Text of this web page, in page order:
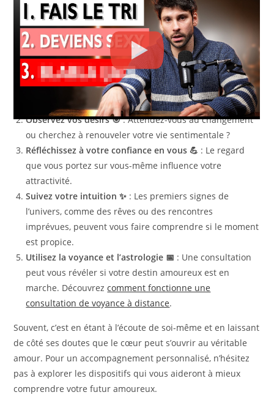
à rencontrer l’amour en 2025
Pour anticiper si vous allez enfin rencontrer l’amour cette
année, certains signes intérieurs ne trompent pas. Voici
quelques pistes pour évaluer votre ouverture :
Vérifiez votre état d’esprit 💭: Êtes-vous prêt(e) à
accueillir de nouvelles émotions ?
Observez vos désirs 🎯: Attendez-vous au changement
ou cherchez à renouveler votre vie sentimentale ?
Réfléchissez à votre confiance en vous 💪 : Le regard
que vous portez sur vous-même influence votre
attractivité.
Suivez votre intuition ✨ : Les premiers signes de
l’univers, comme des rêves ou des rencontres
imprévues, peuvent vous faire comprendre si le moment
est propice.
Utilisez la voyance et l’astrologie 📅 : Une consultation
peut vous révéler si votre destin amoureux est en
marche. Découvrezcomment fonctionne une
consultation de voyance à distance.
Souvent, c’est en étant à l’écoute de soi-même et en laissant
de côté ses doutes que le cœur peut s’ouvrir au véritable
amour. Pour un accompagnement personnalisé, n’hésitez
pas à explorer les dispositifs qui vous aideront à mieux
comprendre votre futur amoureux.